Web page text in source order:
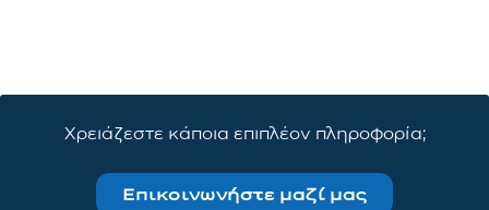
Χρειάζεστε κάποια επιπλέον πληροφορία;
Επικοινωνήστε μαζί μας